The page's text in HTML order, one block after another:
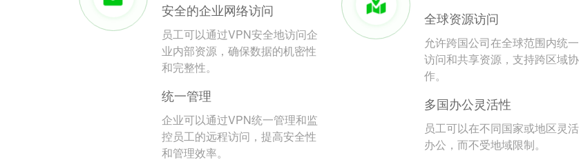
安全的企业网络访问
员工可以通过VPN安全地访问企
业内部资源，确保数据的机密性
和完整性。
统一管理
企业可以通过VPN统一管理和监
控员工的远程访问，提高安全性
和管理效率。
全球资源访问
允许跨国公司在全球范围内统一
访问和共享资源，支持跨区域协
作。
多国办公灵活性
员工可以在不同国家或地区灵活
办公，而不受地域限制。